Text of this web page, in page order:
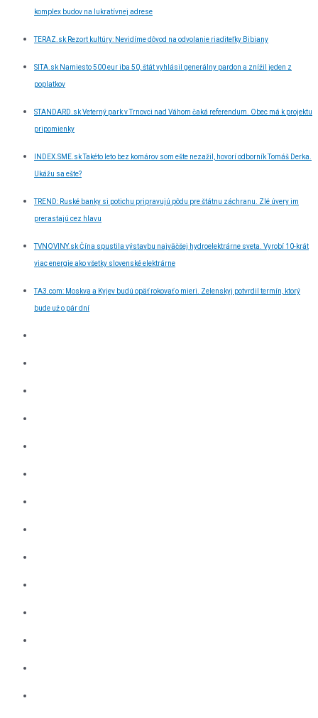
komplex budov na lukratívnej adrese
TERAZ.sk Rezort kultúry: Nevidíme dôvod na odvolanie riaditeľky Bibiany
SITA.sk Namiesto 500 eur iba 50, štát vyhlásil generálny pardon a znížil jeden z
poplatkov
STANDARD.sk Veterný park v Trnovci nad Váhom čaká referendum. Obec má k projektu
pripomienky
INDEX.SME.sk Takéto leto bez komárov som ešte nezažil, hovorí odborník Tomáš Derka.
Ukážu sa ešte?
TREND: Ruské banky si potichu pripravujú pôdu pre štátnu záchranu. Zlé úvery im
prerastajú cez hlavu
TVNOVINY.sk Čína spustila výstavbu najväčšej hydroelektrárne sveta. Vyrobí 10-krát
viac energie ako všetky slovenské elektrárne
TA3.com: Moskva a Kyjev budú opäť rokovať o mieri. Zelenskyj potvrdil termín, ktorý
bude už o pár dní